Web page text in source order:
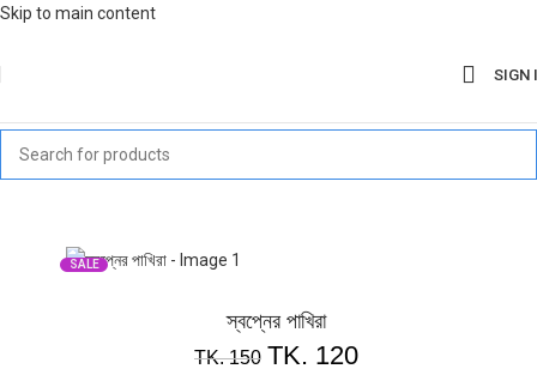
Skip to main content
SIGN
SALE
স্বপ্নের পাখিরা
TK.150 TK. 120